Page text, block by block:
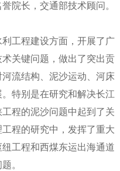
院长，交通部技术顾问。
工程建设方面，开展了广
关键问题，做出了突出贡
流结构、泥沙运动、河床
特别是在研究和解决长江
程的泥沙问题中起到了关
程的研究中，发挥了重大
工程和西煤东运出海通道
。